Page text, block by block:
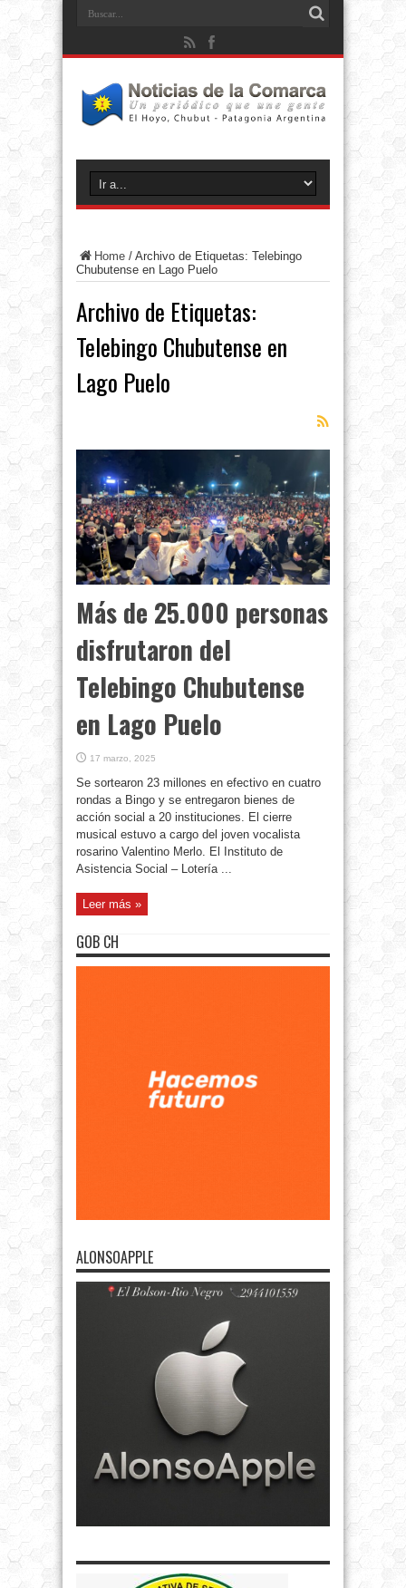
Home / Archivo de Etiquetas: Telebingo
Chubutense en Lago Puelo
Archivo de Etiquetas:
Telebingo Chubutense en
Lago Puelo
Más de 25.000 personas
disfrutaron del
Telebingo Chubutense
en Lago Puelo
17 marzo, 2025
Se sortearon 23 millones en efectivo en cuatro
rondas a Bingo y se entregaron bienes de
acción social a 20 instituciones. El cierre
musical estuvo a cargo del joven vocalista
rosarino Valentino Merlo. El Instituto de
Asistencia Social – Lotería ...
Leer más »
GOB CH
ALONSOAPPLE